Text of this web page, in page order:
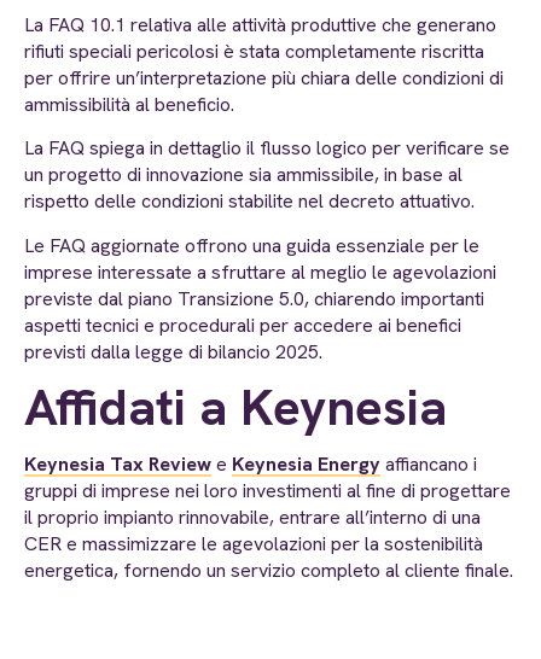
La FAQ 10.1 relativa alle attività produttive che generano
rifiuti speciali pericolosi è stata completamente riscritta
per offrire un’interpretazione più chiara delle condizioni di
ammissibilità al beneficio.
La FAQ spiega in dettaglio il flusso logico per verificare se
un progetto di innovazione sia ammissibile, in base al
rispetto delle condizioni stabilite nel decreto attuativo.
Le FAQ aggiornate offrono una guida essenziale per le
imprese interessate a sfruttare al meglio le agevolazioni
previste dal piano Transizione 5.0, chiarendo importanti
aspetti tecnici e procedurali per accedere ai benefici
previsti dalla legge di bilancio 2025.
Affidati a Keynesia
Keynesia Tax Reviewe Keynesia Energyaffiancano i
gruppi di imprese nei loro investimenti al fine di progettare
il proprio impianto rinnovabile, entrare all’interno di una
CER e massimizzare le agevolazioni per la sostenibilità
energetica, fornendo un servizio completo al cliente finale.